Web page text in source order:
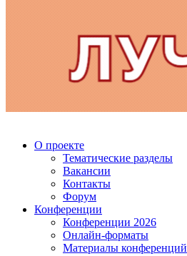
О проекте
Тематические разделы
Вакансии
Контакты
Форум
Конференции
Конференции 2026
Онлайн-форматы
Материалы конференций